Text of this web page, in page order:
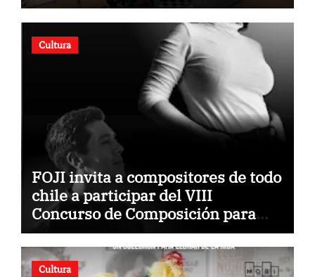
Cultura
FOJI invita a compositores de todo
chile a participar del VIII
Concurso de Composición para
Orquestas Infanto Juveniles
“Jorge Peña Hen”
Cultura